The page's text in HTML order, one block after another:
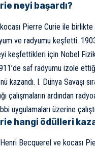
neyi başardı?
Pierre Curie ile birlikte
ve radyumu keşfetti.
keşfettikleri için Nobel Fizik
saf radyumu izole
kazandı. I. Dünya Savaşı
çalışmaların ardından
uygulamaları üzerine
hangi ödülleri
Becquerel ve kocası